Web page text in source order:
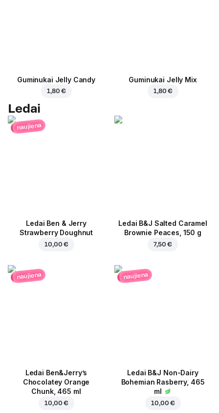
Guminukai Jelly Candy
1,80 €
Guminukai Jelly Mix
1,80 €
Ledai
naujiena
Ledai Ben & Jerry
Strawberry Doughnut
10,00 €
Ledai B&J Salted Caramel
Brownie Peaces, 150 g
7,50 €
naujiena
Ledai Ben&Jerry’s
Chocolatey Orange
Chunk, 465 ml
10,00 €
naujiena
Ledai B&J Non-Dairy
Bohemian Rasberry, 465
ml
10,00 €